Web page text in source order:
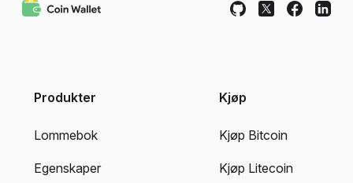
Produkter
Lommebok
Egenskaper
Kjøp
Kjøp Bitcoin
Kjøp Litecoin